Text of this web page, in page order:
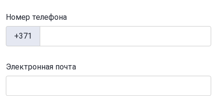
Номер телефона
+371
Электронная почта